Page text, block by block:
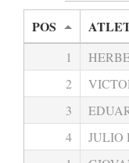
POS
1
2
3
4
JULIO